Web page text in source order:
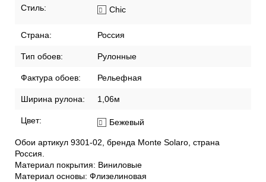
Стиль: Chic
Страна: Россия
Тип обоев: Рулонные
Фактура обоев: Рельефная
Ширина рулона: 1,06м
Цвет: Бежевый
Обои артикул 9301-02, бренда Monte Solaro, страна
Россия.
Материал покрытия: Виниловые
Материал основы: Флизелиновая